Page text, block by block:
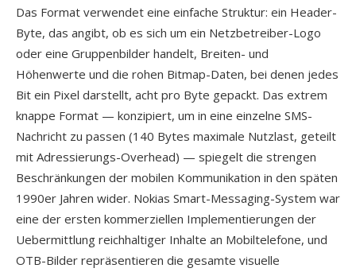
Das Format verwendet eine einfache Struktur: ein Header-
Byte, das angibt, ob es sich um ein Netzbetreiber-Logo
oder eine Gruppenbilder handelt, Breiten- und
Höhenwerte und die rohen Bitmap-Daten, bei denen jedes
Bit ein Pixel darstellt, acht pro Byte gepackt. Das extrem
knappe Format — konzipiert, um in eine einzelne SMS-
Nachricht zu passen (140 Bytes maximale Nutzlast, geteilt
mit Adressierungs-Overhead) — spiegelt die strengen
Beschränkungen der mobilen Kommunikation in den späten
1990er Jahren wider. Nokias Smart-Messaging-System war
eine der ersten kommerziellen Implementierungen der
Uebermittlung reichhaltiger Inhalte an Mobiltelefone, und
OTB-Bilder repräsentieren die gesamte visuelle